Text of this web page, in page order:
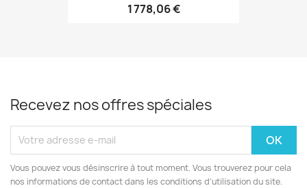
1 778,06 €
Recevez nos offres spéciales
Vous pouvez vous désinscrire à tout moment. Vous trouverez pour cela
nos informations de contact dans les conditions d'utilisation du site.